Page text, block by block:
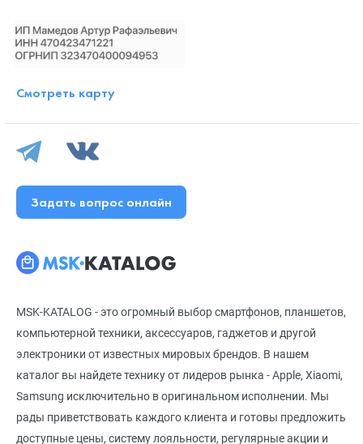
MSK-KATALOG - это огромный выбор смартфонов, планшетов,
компьютерной техники, аксессуаров, гаджетов и другой
электроники от известных мировых брендов. В нашем
каталог вы найдете технику от лидеров рынка - Apple, Xiaomi,
Samsung исключительно в оригинальном исполнении. Мы
рады приветствовать каждого клиента и готовы предложить
доступные цены, систему лояльности, регулярные акции и
Смотреть карту
Задать вопрос онлайн